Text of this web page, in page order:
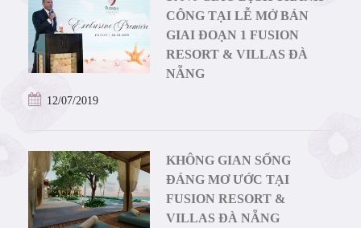
CÔNG TẠI LỄ MỞ BÁN
GIAI ĐOẠN 1 FUSION
RESORT & VILLAS ĐÀ
NẴNG
12/07/2019
KHÔNG GIAN SỐNG
ĐÁNG MƠ ƯỚC TẠI
FUSION RESORT &
VILLAS ĐÀ NẴNG